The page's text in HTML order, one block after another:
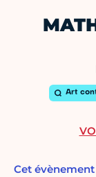
Art
Cet